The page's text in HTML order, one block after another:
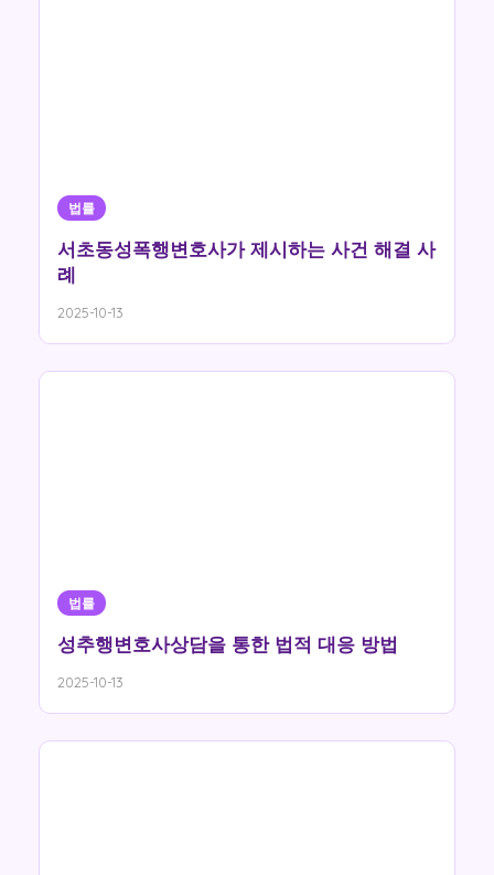
법률
서초동성폭행변호사가 제시하는 사건 해결 사
례
2025-10-13
법률
성추행변호사상담을 통한 법적 대응 방법
2025-10-13